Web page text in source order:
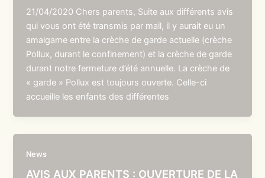
21/04/2020 Chers parents, Suite aux différents avis
qui vous ont été transmis par mail, il y aurait eu un
amalgame entre la crèche de garde actuelle (crèche
Pollux, durant le confinement) et la crèche de garde
durant notre fermeture d’été annuelle. La crèche de
« garde » Pollux est toujours ouverte. Celle-ci
accueille les enfants des différentes
News
AVIS AUX PARENTS : OUVERTURE DE LA